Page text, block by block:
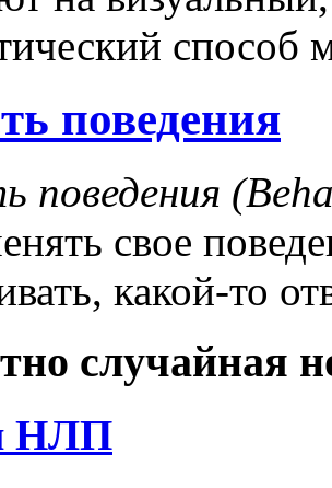
способ
поведения
поведения
свое
какой-то
случайная
НЛП